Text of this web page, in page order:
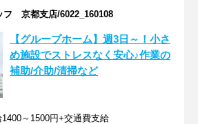
フ 京都支店/6022_160108
【グループホーム】週3日～！小さ
め施設でストレスなく安心♪作業の
補助/介助/清掃など
1400～1500円+交通費支給